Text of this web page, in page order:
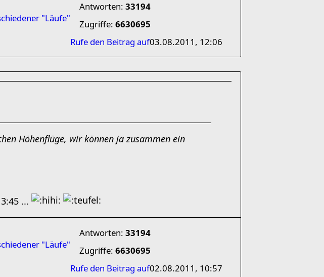
"Läufe"
Antworten: 33194
Zugriffe: 6630695
03.08.2011, 12:06
Rufe den Beitrag auf
Höhenflüge, wir können ja zusammen ein
...
"Läufe"
Antworten: 33194
Zugriffe: 6630695
02.08.2011, 10:57
Rufe den Beitrag auf